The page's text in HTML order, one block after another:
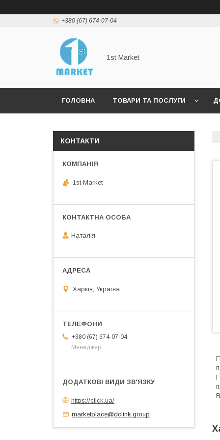
+380 (67) 674-07-04
1st Market
ГОЛОВНА ТОВАРИ ТА ПОСЛУГИ
КОНТАКТИ
1st Market
Наталія
Харків, Україна
+380 (67) 674-07-04
Менеджер
https://click.ua/
marketplace@dclink.group